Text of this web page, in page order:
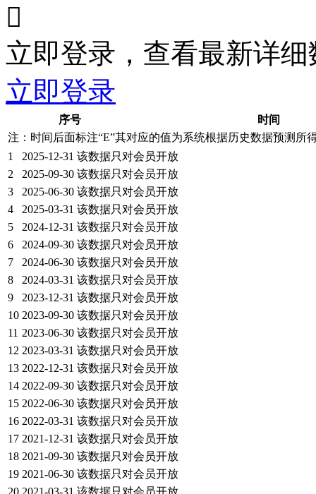

立即登录，查看最新详细
立即登录
序号
时间
注：时间后面标注“E”其对应的值为系统根据历史数据预测所
1
2025-12-31 该数据只对会员开放
2
2025-09-30 该数据只对会员开放
3
2025-06-30 该数据只对会员开放
4
2025-03-31 该数据只对会员开放
5
2024-12-31 该数据只对会员开放
6
2024-09-30 该数据只对会员开放
7
2024-06-30 该数据只对会员开放
8
2024-03-31 该数据只对会员开放
9
2023-12-31 该数据只对会员开放
10 2023-09-30 该数据只对会员开放
11 2023-06-30 该数据只对会员开放
12 2023-03-31 该数据只对会员开放
13 2022-12-31 该数据只对会员开放
14 2022-09-30 该数据只对会员开放
15 2022-06-30 该数据只对会员开放
16 2022-03-31 该数据只对会员开放
17 2021-12-31 该数据只对会员开放
18 2021-09-30 该数据只对会员开放
19 2021-06-30 该数据只对会员开放